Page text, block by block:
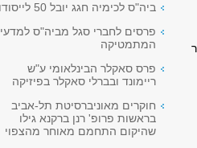
ביה"ס לכימיה חגג יובל 50 לייסודו
פרסים לחברי סגל מביה"ס למדעי
המתמטיקה
פרס סאקלר הבינלאומי ע"ש
ריימונד ובברלי סאקלר בפיזיקה
חוקרים מאוניברסיטת תל-אביב
בראשות פרופ' רנן ברקנא גילו
שהיקום התחמם מאוחר מהצפוי